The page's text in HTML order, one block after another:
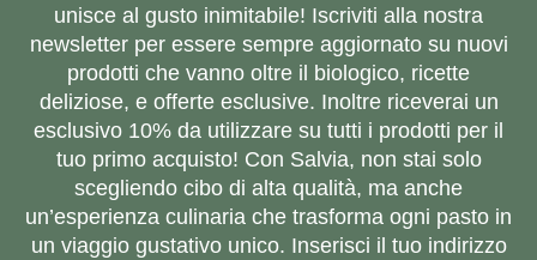
unisce al gusto inimitabile! Iscriviti alla nostra
newsletter per essere sempre aggiornato su nuovi
prodotti che vanno oltre il biologico, ricette
deliziose, e offerte esclusive. Inoltre riceverai un
esclusivo 10% da utilizzare su tutti i prodotti per il
tuo primo acquisto! Con Salvia, non stai solo
scegliendo cibo di alta qualità, ma anche
un’esperienza culinaria che trasforma ogni pasto in
un viaggio gustativo unico. Inserisci il tuo indirizzo